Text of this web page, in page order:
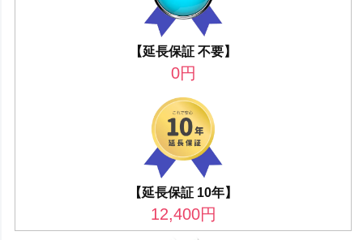
【延長保証 不要】
0円
【延長保証 10年】
12,400円